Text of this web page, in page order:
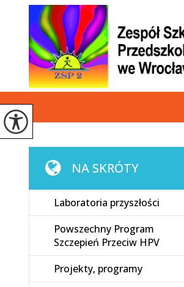
NA SKRÓTY
Laboratoria przyszłości
Powszechny Program
Szczepień Przeciw HPV
Projekty, programy